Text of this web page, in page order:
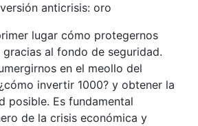
anticrisis: oro
lugar cómo protegernos
al fondo de seguridad.
en el meollo del
invertir 1000? y obtener la
posible. Es fundamental
de la crisis económica y